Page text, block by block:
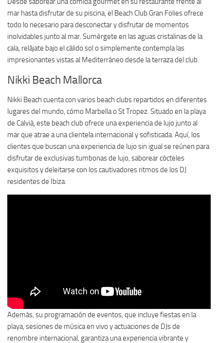
mar hasta disfrutar de su piscina, el Beach Club Gran Folies ofrece
todo lo necesario para desconectar y disfrutar de momentos
inolvidables junto al mar. Sumérgete en las aguas cristalinas de la
cala, relájate bajo el cálido sol o simplemente contempla las
impresionantes vistas al Mediterráneo desde la terraza del club.
Nikki Beach Mallorca
Nikki Beach cuenta con varios beach clubs repartidos en diferentes
lugares del mundo, cómo Marbella o St Tropez. Situado en la playa
de Calvià, este beach club ofrece una experiencia de lujo junto al
mar que atrae a una clientela internacional y sofisticada. Aquí, los
clientes que buscan una experiencia de lujo sin igual se reúnen para
disfrutar de exclusivas tumbonas de lujo, saborear cócteles
exquisitos y deleitarse con los cautivadores ritmos de los DJ
residentes de Ibiza.
Además, su programación de eventos, que incluye fiestas en la
playa, sesiones de música en vivo y actuaciones de DJs de
renombre internacional, garantiza una experiencia vibrante y